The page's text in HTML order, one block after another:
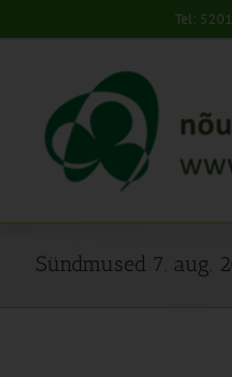
to
Tel:
Sündmused 7. aug.